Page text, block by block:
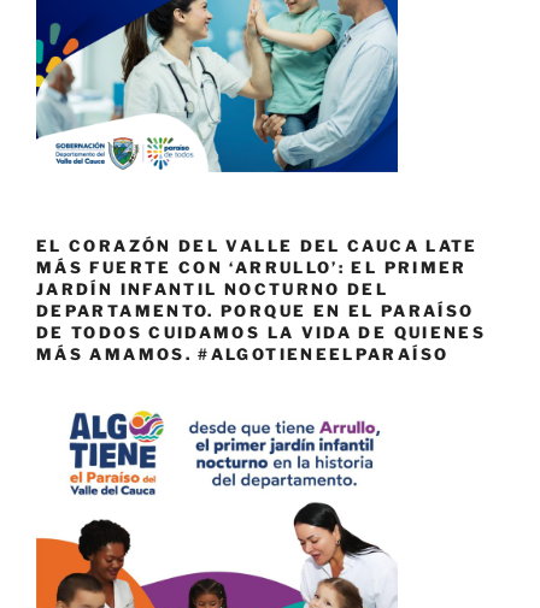
EL CORAZÓN DEL VALLE DEL CAUCA LATE
MÁS FUERTE CON ‘ARRULLO’: EL PRIMER
JARDÍN INFANTIL NOCTURNO DEL
DEPARTAMENTO. PORQUE EN EL PARAÍSO
DE TODOS CUIDAMOS LA VIDA DE QUIENES
MÁS AMAMOS. #ALGOTIENEELPARAÍSO